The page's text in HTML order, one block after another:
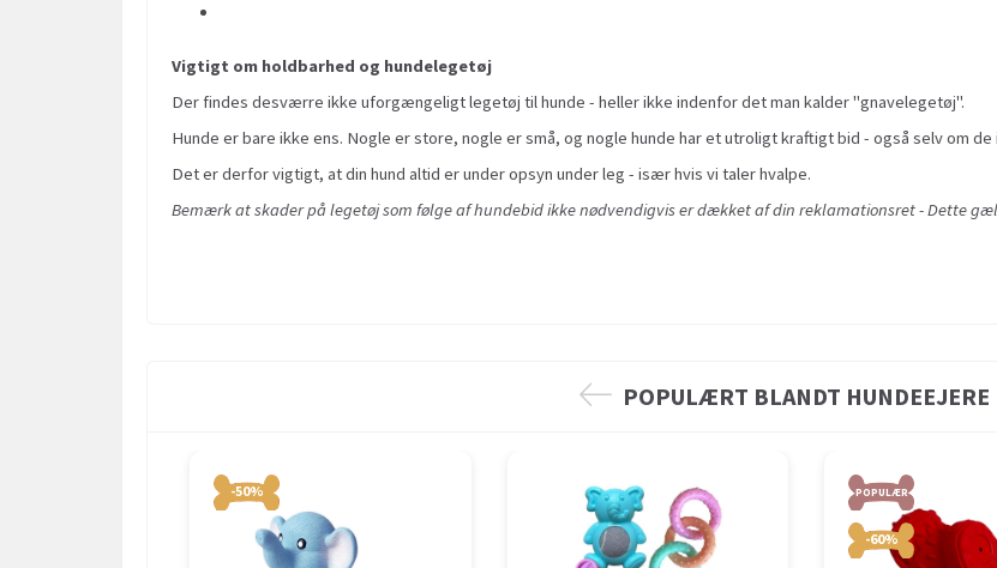
Vigtigt om holdbarhed og hundelegetøj
Der findes desværre ikke uforgængeligt legetøj til hunde - heller ikke indenfor det man kalder "gnavelegetøj".
Hunde er bare ikke ens. Nogle er store, nogle er små, og nogle hunde har et utroligt kraftigt bid - også selv om
Det er derfor vigtigt, at din hund altid er under opsyn under leg - især hvis vi taler hvalpe.
Bemærk at skader på legetøj som følge af hundebid ikke nødvendigvis er dækket af din reklamationsret - Dette
POPULÆRT BLANDT HUNDEEJERE
-50% POPULÆR
-60%